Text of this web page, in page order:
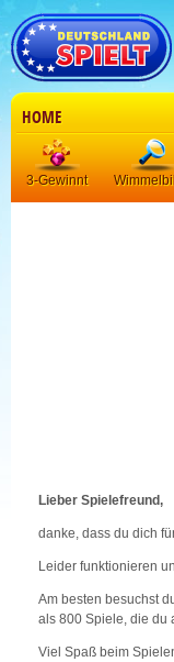
HOME
3-Gewinnt
Lieber Spielefreund,
danke, dass du dich
Leider funktionieren
Am besten besuchst
als 800 Spiele, die du
Viel Spaß beim